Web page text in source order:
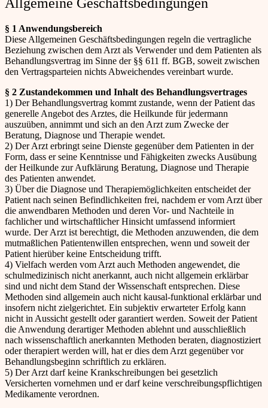
§ 1 Anwendungsbereich
Diese Allgemeinen Geschäftsbedingungen regeln die vertragliche
Beziehung zwischen dem Arzt als Verwender und dem Patienten als
Behandlungsvertrag im Sinne der §§ 611 ff. BGB, soweit zwischen
den Vertragsparteien nichts Abweichendes vereinbart wurde.
§ 2 Zustandekommen und Inhalt des Behandlungsvertrages
1) Der Behandlungsvertrag kommt zustande, wenn der Patient das
generelle Angebot des Arztes, die Heilkunde für jedermann
auszuüben, annimmt und sich an den Arzt zum Zwecke der
Beratung, Diagnose und Therapie wendet.
2) Der Arzt erbringt seine Dienste gegenüber dem Patienten in der
Form, dass er seine Kenntnisse und Fähigkeiten zwecks Ausübung
der Heilkunde zur Aufklärung Beratung, Diagnose und Therapie
des Patienten anwendet.
3) Über die Diagnose und Therapiemöglichkeiten entscheidet der
Patient nach seinen Befindlichkeiten frei, nachdem er vom Arzt über
die anwendbaren Methoden und deren Vor- und Nachteile in
fachlicher und wirtschaftlicher Hinsicht umfassend informiert
wurde. Der Arzt ist berechtigt, die Methoden anzuwenden, die dem
mutmaßlichen Patientenwillen entsprechen, wenn und soweit der
Patient hierüber keine Entscheidung trifft.
4) Vielfach werden vom Arzt auch Methoden angewendet, die
schulmedizinisch nicht anerkannt, auch nicht allgemein erklärbar
sind und nicht dem Stand der Wissenschaft entsprechen. Diese
Methoden sind allgemein auch nicht kausal-funktional erklärbar und
insofern nicht zielgerichtet. Ein subjektiv erwarteter Erfolg kann
nicht in Aussicht gestellt oder garantiert werden. Soweit der Patient
die Anwendung derartiger Methoden ablehnt und ausschließlich
nach wissenschaftlich anerkannten Methoden beraten, diagnostiziert
oder therapiert werden will, hat er dies dem Arzt gegenüber vor
Behandlungsbeginn schriftlich zu erklären.
5) Der Arzt darf keine Krankschreibungen bei gesetzlich
Versicherten vornehmen und er darf keine verschreibungspflichtigen
Medikamente verordnen.